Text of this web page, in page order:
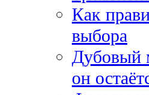
Как
выбора
Дубовый
он